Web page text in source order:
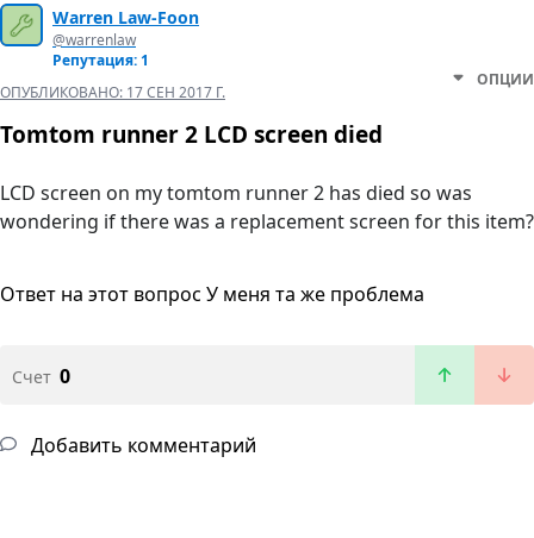
Warren Law-Foon
@warrenlaw
Репутация: 1
ОПУБЛИКОВАНО: 17 СЕН 2017 Г.
ОПЦИИ
Tomtom runner 2 LCD screen died
LCD screen on my tomtom runner 2 has died so was
wondering if there was a replacement screen for this item?
Ответ на этот вопрос У меня та же проблема
Счет 0
Добавить комментарий